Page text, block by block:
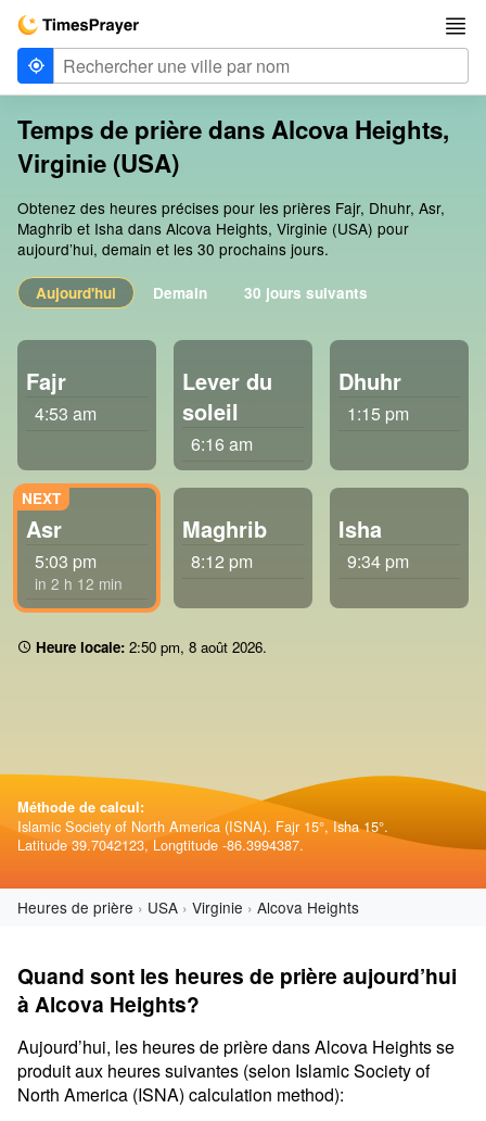
Temps de prière dans Alcova Heights,
Virginie (USA)
Obtenez des heures précises pour les prières Fajr, Dhuhr, Asr,
Maghrib et Isha dans Alcova Heights, Virginie (USA) pour
aujourd’hui, demain et les 30 prochains jours.
Aujourd'hui Demain 30 jours suivants
Fajr
4:53 am
Lever du
soleil
6:16 am
Dhuhr
1:15 pm
Asr
5:03 pm
in 2 h 12 min
Maghrib
8:12 pm
Isha
9:34 pm
Heure locale: 2 50 pm, 8 août 2026.
Méthode de calcul:
Islamic Society of North America (ISNA). Fajr 15°, Isha 15°.
Latitude 39.7042123, Longtitude -86.3994387.
Heures de prière USA Virginie Alcova Heights
Quand sont les heures de prière aujourd’hui
à Alcova Heights?
Aujourd’hui, les heures de prière dans Alcova Heights se
produit aux heures suivantes (selon Islamic Society of
North America (ISNA) calculation method):